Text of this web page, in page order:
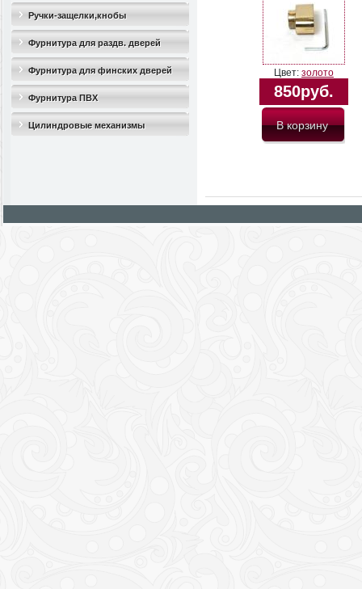
Ручки-защелки,кнобы
Фурнитура для раздв. дверей
Фурнитура для финских дверей
Фурнитура ПВХ
Цилиндровые механизмы
Цвет: золото
850руб.